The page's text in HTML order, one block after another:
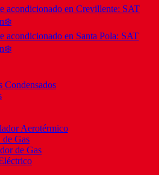
acondicionado en Crevillente: SAT
acondicionado en Santa Pola: SAT
Condensados
Aerotérmico
de Gas
de Gas